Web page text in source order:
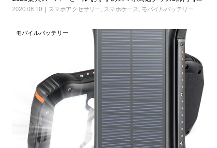
2020.06.10 スマホアクセサリー, スマホケース, モバイルバッテリー
モバイルバッテリー